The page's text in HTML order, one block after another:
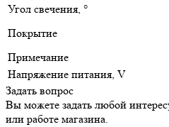
Угол свечения, °
Покрытие
Примечание
Напряжение питания, V
Задать вопрос
Вы можете задать любой
или работе магазина.